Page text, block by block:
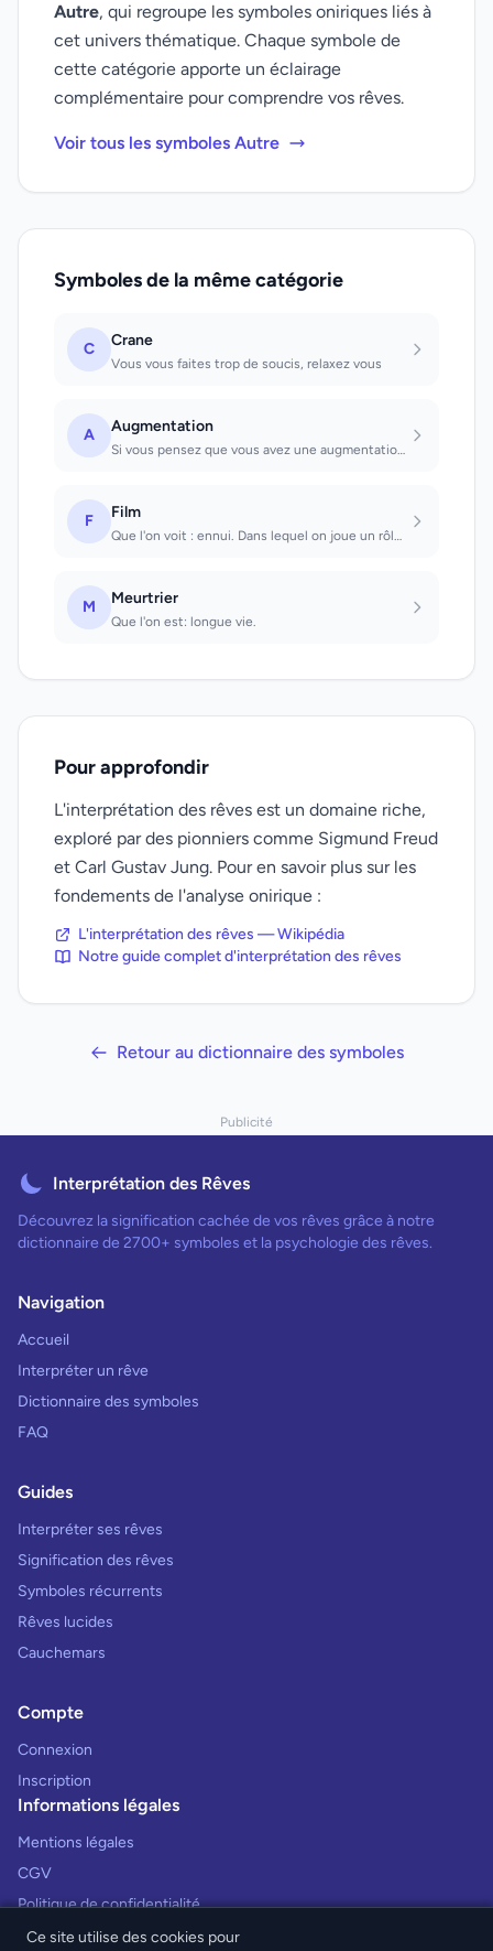
Autre, qui regroupe les symboles oniriques liés à
cet univers thématique. Chaque symbole de
cette catégorie apporte un éclairage
complémentaire pour comprendre vos rêves.
Voir tous les symboles Autre
Symboles de la même catégorie
C Crane
Vous vous faites trop de soucis, relaxez vous
A Augmentation
Si vous pensez que vous avez une augmentation de salaire ce n'est pas un bon pré...
F Film
Que l'on voit : ennui. Dans lequel on joue un rôle : on va faire une connaissanc...
M Meurtrier
Que l'on est: longue vie.
Pour approfondir
L'interprétation des rêves est un domaine riche,
exploré par des pionniers comme Sigmund Freud
et Carl Gustav Jung. Pour en savoir plus sur les
fondements de l'analyse onirique :
L'interprétation des rêves — Wikipédia
Notre guide complet d'interprétation des rêves
Retour au dictionnaire des symboles
Publicité
Interprétation des Rêves
Découvrez la signification cachée de vos rêves grâce à notre
dictionnaire de 2700+ symboles et la psychologie des rêves.
Navigation
Accueil
Interpréter un rêve
Dictionnaire des symboles
FAQ
Guides
Interpréter ses rêves
Signification des rêves
Symboles récurrents
Rêves lucides
Cauchemars
Compte
Connexion
Inscription
Informations légales
Mentions légales
CGV
Politique de confidentialité
Ce site utilise des cookies pour